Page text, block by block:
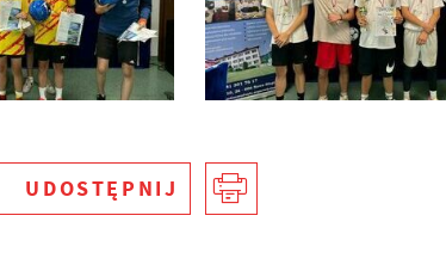
UDOSTĘPNIJ